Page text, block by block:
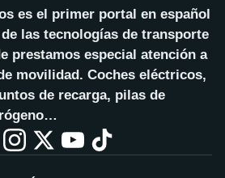
es el primer portal en español
las tecnologías de transporte
prestamos especial atención a
movilidad. Coches eléctricos,
de recarga, pilas de